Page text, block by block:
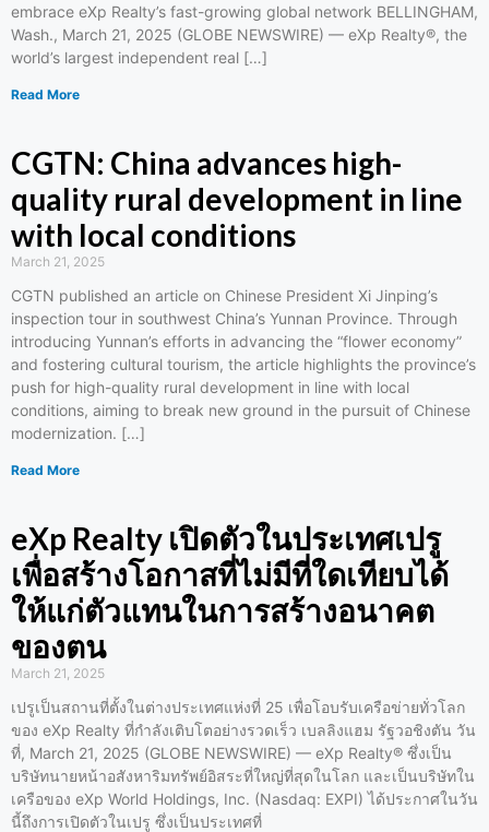
embrace eXp Realty’s fast-growing global network BELLINGHAM,
Wash., March 21, 2025 (GLOBE NEWSWIRE) — eXp Realty®, the
world’s largest independent real […]
Read More
CGTN: China advances high-
quality rural development in line
with local conditions
March 21, 2025
CGTN published an article on Chinese President Xi Jinping’s
inspection tour in southwest China’s Yunnan Province. Through
introducing Yunnan’s efforts in advancing the “flower economy”
and fostering cultural tourism, the article highlights the province’s
push for high-quality rural development in line with local
conditions, aiming to break new ground in the pursuit of Chinese
modernization. […]
Read More
eXp Realty เปิดตัวในประเทศเปรู
เพื่อสร้างโอกาสที่ไม่มีที่ใดเทียบได้
ให้แก่ตัวแทนในการสร้างอนาคต
ของตน
March 21, 2025
เปรูเป็นสถานที่ตั้งในต่างประเทศแห่งที่ 25 เพื่อโอบรับเครือข่ายทั่วโลก
ของ eXp Realty ที่กำลังเติบโตอย่างรวดเร็ว เบลลิงแฮม รัฐวอชิงตัน วัน
ที่, March 21, 2025 (GLOBE NEWSWIRE) — eXp Realty® ซึ่งเป็น
บริษัทนายหน้าอสังหาริมทรัพย์อิสระที่ใหญ่ที่สุดในโลก และเป็นบริษัทใน
เครือของ eXp World Holdings, Inc. (Nasdaq: EXPI) ได้ประกาศในวัน
นี้ถึงการเปิดตัวในเปรู ซึ่งเป็นประเทศที่